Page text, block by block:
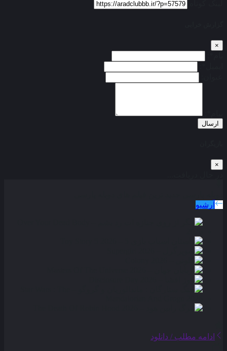
×
ارسال
×
آرشیو
ادامه مطلب / دانلود